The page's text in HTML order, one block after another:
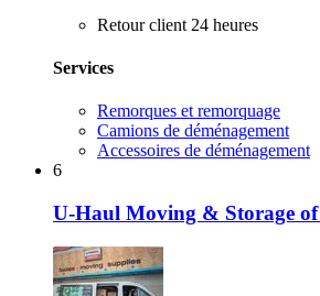
Retour client 24 heures
Services
Remorques et remorquage
Camions de déménagement
Accessoires de déménagement
6
U-Haul Moving & Storage of